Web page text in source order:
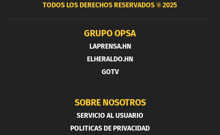
TODOS LOS DERECHOS RESERVADOS ®2025
GRUPO OPSA
LAPRENSA.HN
ELHERALDO.HN
GOTV
SOBRE NOSOTROS
SERVICIO AL USUARIO
POLITICAS DE PRIVACIDAD